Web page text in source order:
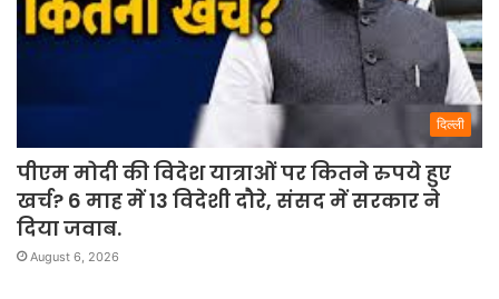
दिल्ली
पीएम मोदी की विदेश यात्राओं पर कितने रुपये हुए
खर्च? 6 माह में 13 विदेशी दौरे, संसद में सरकार ने
दिया जवाब.
August 6, 2026